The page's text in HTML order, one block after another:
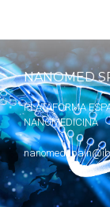
NANOMED
PLATAFORMA
NANOMEDICINA